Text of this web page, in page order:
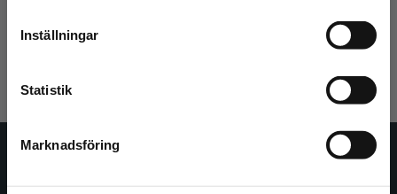
Inställningar
Statistik
Marknadsföring
225 kr